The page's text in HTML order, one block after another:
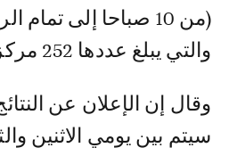
(من 10 صباحا إلى تمام
والتي يبلغ عددها 252 مركزا.
وقال إن الإعلان عن
سيتم بين يومي الاثنين